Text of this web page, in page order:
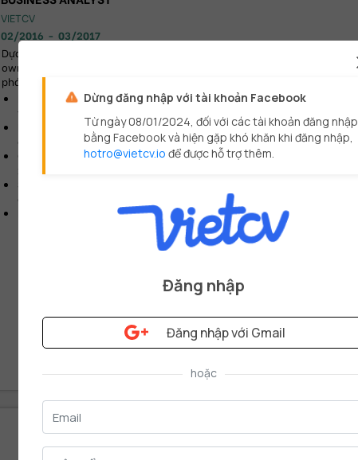
Dừng đăng nhập với tài khoản Facebook
Từ ngày 08/01/2024, đối với các tài khoản đăng nhập
bằng Facebook và hiện gặp khó khăn khi đăng nhập,
hotro@vietcv.io để được hỗ trợ thêm.
Đăng nhập
Đăng nhập với Gmail
VIETCV
02/2016 - 03/2017
Dựa trên các thông tin từ người dùng, khách hàng và Product
owner, tiến hành phân tích và làm việc cùng nhóm Agile để
phát triển sản phẩm web:
Làm việc trực tiếp với người dùng cuối để tìm hiểu và phân
tích những khó khăn khi sử dụng sản phẩm.
Phối hợp với developer và tester để cải thiện UI/UX và logic
cho các chức năng của sản phẩm.
Chịu trách nhiệm về phát triển cải tiến liên tục, tạo và sắp
Sắp xếp mức độ ưu tiên làm việc cho nhóm Agile và xem xét
các backlog còn lại.
Báo cáo KPI Delivery với Project Manager và CTO.